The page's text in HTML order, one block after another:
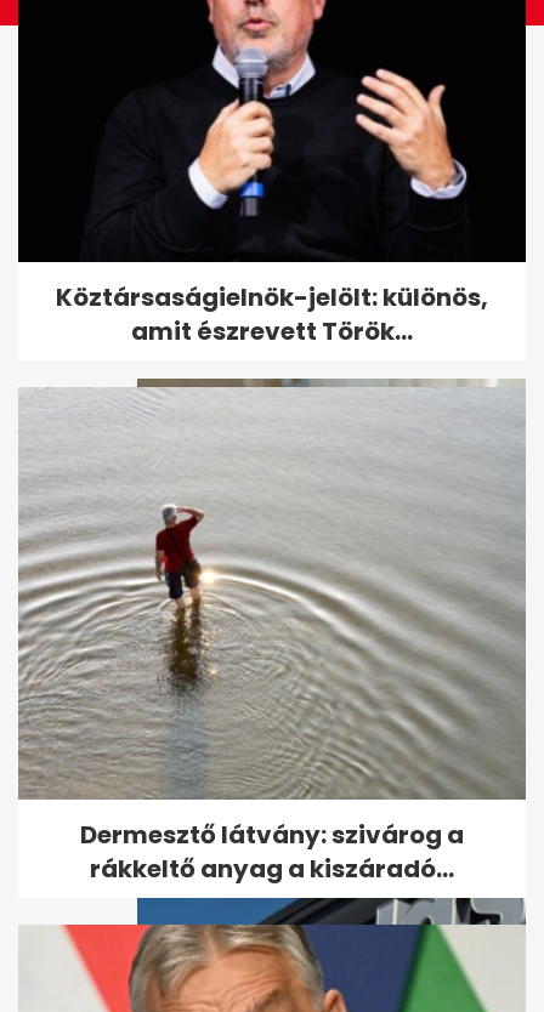
Turistákat szállító kisrepülő
zuhant le Thaiföldön, utasai...
Tömeges ételmérgezés egy
budapesti kórházban
Köztársaságielnök-jelölt: különös,
amit észrevett Török...
Dermesztő látvány: szivárog a
rákkeltő anyag a kiszáradó...